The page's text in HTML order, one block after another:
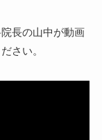
長の山中が動画
さい。